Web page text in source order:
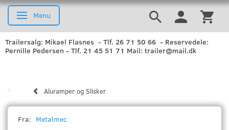
Skifte navigation
Menu
Trailersalg: Mikael Flasnes - Tlf. 26 71 50 66 - Reservedele:
Pernille Pedersen - Tlf. 21 45 51 71 Mail: trailer@mail.dk
Aluramper og Slisker
Fra: Metalmec